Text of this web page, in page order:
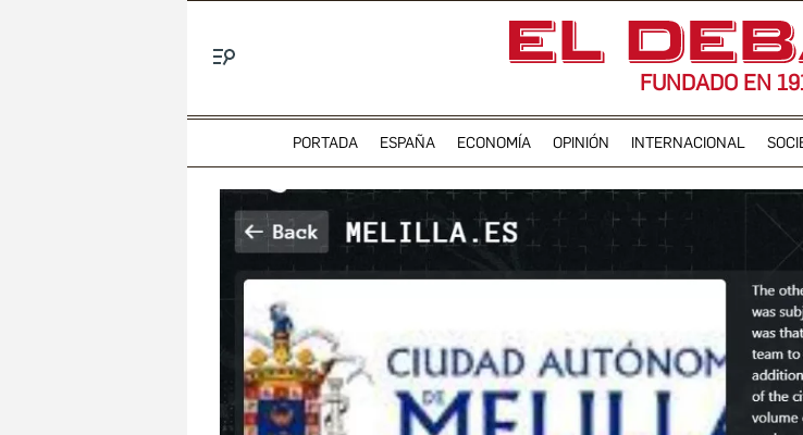
FUNDADO EN
PORTADA ESPAÑA ECONOMÍA OPINIÓN INTERNACIONAL